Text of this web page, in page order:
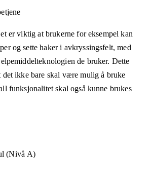
er viktig at brukerne for eksempel kan
og sette haker i avkryssingsfelt, med
de bruker. Dette
det ikke bare skal være mulig å bruke
funksjonalitet skal også kunne brukes
(Nivå A)